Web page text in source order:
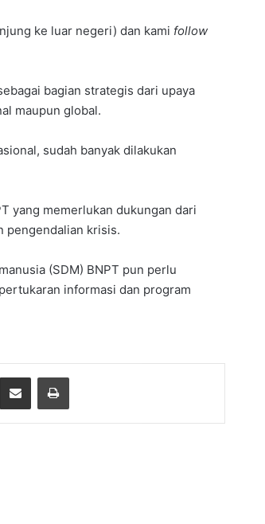
ke luar negeri) dan kami follow
bagian strategis dari upaya
maupun global.
sudah banyak dilakukan
yang memerlukan dukungan dari
pengendalian krisis.
(SDM) BNPT pun perlu
informasi dan program
Share via Email Print